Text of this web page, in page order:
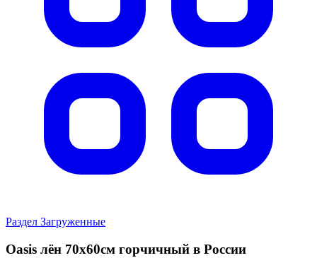
Раздел Загруженные
Oasis лён 70х60см горчичный в России